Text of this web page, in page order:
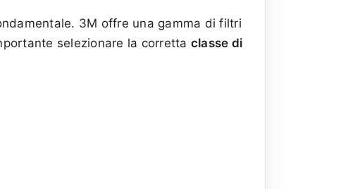
3M offre una gamma di filtri
selezionare la corretta classe di